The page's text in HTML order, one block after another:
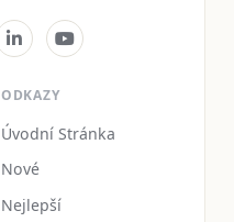
ODKAZY
Úvodní Stránka
Nové
Nejlepší